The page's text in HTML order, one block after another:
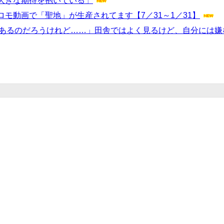
動画で「聖地」が生産されてます【7／31～1／31】
るのだろうけれど……」田舎ではよく見るけど、自分には嫌